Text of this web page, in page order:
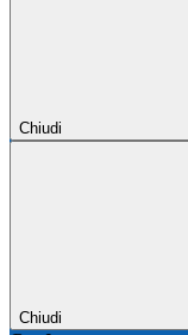
Chiudi
Chiudi